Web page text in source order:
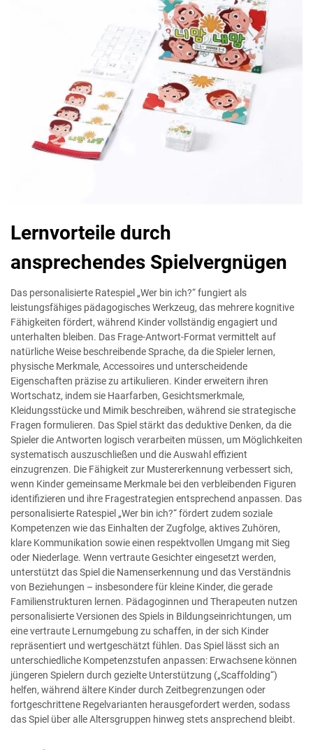
Lernvorteile durch
ansprechendes Spielvergnügen
Das personalisierte Ratespiel „Wer bin ich?“ fungiert als
leistungsfähiges pädagogisches Werkzeug, das mehrere kognitive
Fähigkeiten fördert, während Kinder vollständig engagiert und
unterhalten bleiben. Das Frage-Antwort-Format vermittelt auf
natürliche Weise beschreibende Sprache, da die Spieler lernen,
physische Merkmale, Accessoires und unterscheidende
Eigenschaften präzise zu artikulieren. Kinder erweitern ihren
Wortschatz, indem sie Haarfarben, Gesichtsmerkmale,
Kleidungsstücke und Mimik beschreiben, während sie strategische
Fragen formulieren. Das Spiel stärkt das deduktive Denken, da die
Spieler die Antworten logisch verarbeiten müssen, um Möglichkeiten
systematisch auszuschließen und die Auswahl effizient
einzugrenzen. Die Fähigkeit zur Mustererkennung verbessert sich,
wenn Kinder gemeinsame Merkmale bei den verbleibenden Figuren
identifizieren und ihre Fragestrategien entsprechend anpassen. Das
personalisierte Ratespiel „Wer bin ich?“ fördert zudem soziale
Kompetenzen wie das Einhalten der Zugfolge, aktives Zuhören,
klare Kommunikation sowie einen respektvollen Umgang mit Sieg
oder Niederlage. Wenn vertraute Gesichter eingesetzt werden,
unterstützt das Spiel die Namenserkennung und das Verständnis
von Beziehungen – insbesondere für kleine Kinder, die gerade
Familienstrukturen lernen. Pädagoginnen und Therapeuten nutzen
personalisierte Versionen des Spiels in Bildungseinrichtungen, um
eine vertraute Lernumgebung zu schaffen, in der sich Kinder
repräsentiert und wertgeschätzt fühlen. Das Spiel lässt sich an
unterschiedliche Kompetenzstufen anpassen: Erwachsene können
jüngeren Spielern durch gezielte Unterstützung („Scaffolding“)
helfen, während ältere Kinder durch Zeitbegrenzungen oder
fortgeschrittene Regelvarianten herausgefordert werden, sodass
das Spiel über alle Altersgruppen hinweg stets ansprechend bleibt.